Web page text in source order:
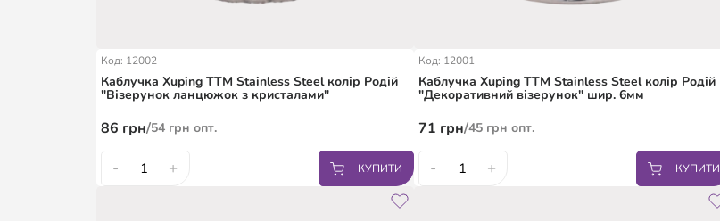
Код: 12002
Каблучка Xuping TTM Stainless Steel колір Родій
"Візерунок ланцюжок з кристалами"
86 грн/54грн опт.
- + КУПИТИ
Код: 12001
Каблучка Xuping TTM Stainless Steel колір Родій
"Декоративний візерунок" шир. 6мм
71 грн/45грн опт.
- + КУПИТИ